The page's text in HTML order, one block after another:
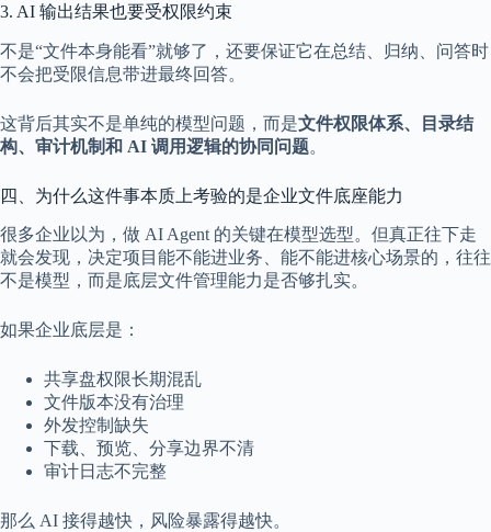
3. AI 输出结果也要受权限约束
不是“文件本身能看”就够了，还要保证它在总结、归纳、问答时
不会把受限信息带进最终回答。
这背后其实不是单纯的模型问题，而是文件权限体系、目录结
构、审计机制和 AI 调用逻辑的协同问题。
四、为什么这件事本质上考验的是企业文件底座能力
很多企业以为，做 AI Agent 的关键在模型选型。但真正往下走
就会发现，决定项目能不能进业务、能不能进核心场景的，往往
不是模型，而是底层文件管理能力是否够扎实。
如果企业底层是：
共享盘权限长期混乱
文件版本没有治理
外发控制缺失
下载、预览、分享边界不清
审计日志不完整
那么 AI 接得越快，风险暴露得越快。